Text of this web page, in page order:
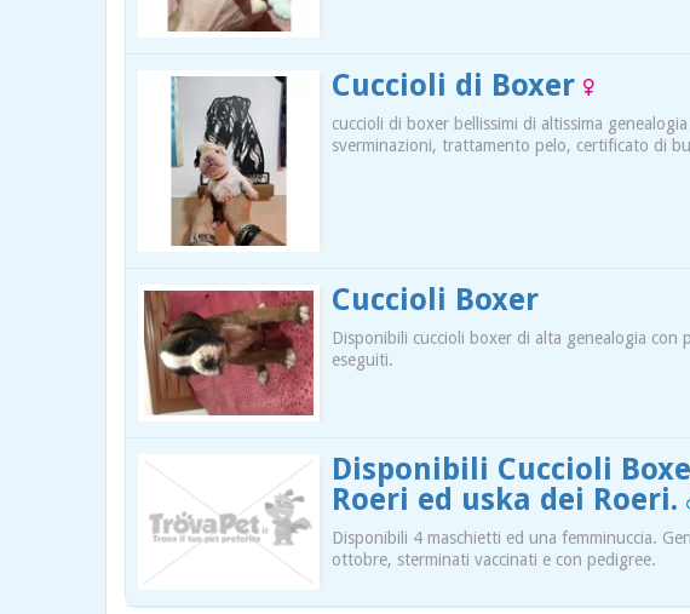
Cuccioli di Boxer
cuccioli di boxer bellissimi di altissima
sverminazioni, trattamento pelo, certificato di
Cuccioli Boxer
Disponibili cuccioli boxer di alta genealogia con
eseguiti.
Disponibili Cuccioli
Roeri ed uska dei Roeri.
Disponibili 4 maschietti ed una femminuccia.
ottobre, sterminati vaccinati e con pedigree.